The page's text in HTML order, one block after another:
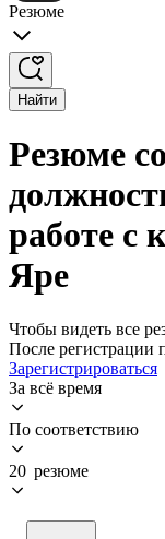
Резюме
Найти
Резюме
работе с
Яре
Чтобы видеть все
После регистрации
Зарегистрироваться
За всё время
По соответствию
20 резюме